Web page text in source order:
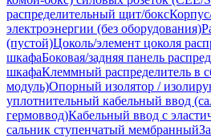
распределительный щит/бокс
электроэнергии (без оборудования)
(пустой)Цоколь/элемент цоколя
шкафаБоковая/задняя панель
шкафаКлеммный распределитель в
модуль)Опорный изолятор /
уплотнительный кабельный ввод
гермоввод)Кабельный ввод с
сальник ступенчатый мембранный